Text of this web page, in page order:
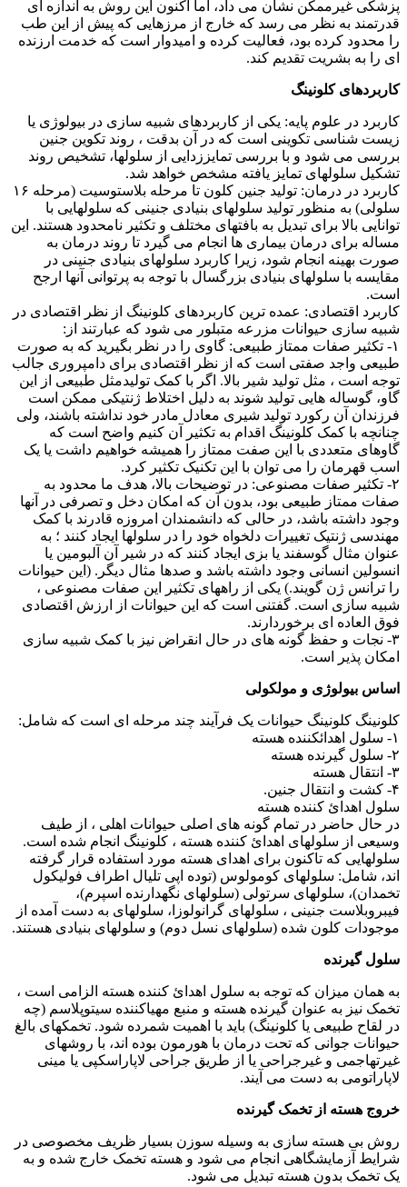
پزشکی غیرممکن نشان می داد، اما اکنون این روش به اندازه ای
قدرتمند به نظر می رسد که خارج از مرزهایی که پیش از این طب
را محدود کرده بود، فعالیت کرده و امیدوار است که خدمت ارزنده
ای را به بشریت تقدیم کند.
کاربردهای کلونینگ
کاربرد در علوم پایه: یکی از کاربردهای شبیه سازی در بیولوژی یا
زیست شناسی تکوینی است که در آن بدقت ، روند تکوین جنین
بررسی می شود و با بررسی تمایززدایی از سلولها، تشخیص روند
تشکیل سلولهای تمایز یافته مشخص خواهد شد.
کاربرد در درمان: تولید جنین کلون تا مرحله بلاستوسیت (مرحله ۱۶
سلولی) به منظور تولید سلولهای بنیادی جنینی که سلولهایی با
توانایی بالا برای تبدیل به بافتهای مختلف و تکثیر نامحدود هستند. این
مساله برای درمان بیماری ها انجام می گیرد تا روند درمان به
صورت بهینه انجام شود، زیرا کاربرد سلولهای بنیادی جنینی در
مقایسه با سلولهای بنیادی بزرگسال با توجه به پرتوانی آنها ارجح
است.
کاربرد اقتصادی: عمده ترین کاربردهای کلونینگ از نظر اقتصادی در
شبیه سازی حیوانات مزرعه متبلور می شود که عبارتند از:
۱- تکثیر صفات ممتاز طبیعی: گاوی را در نظر بگیرید که به صورت
طبیعی واجد صفتی است که از نظر اقتصادی برای دامپروری جالب
توجه است ، مثل تولید شیر بالا. اگر با کمک تولیدمثل طبیعی از این
گاو، گوساله هایی تولید شوند به دلیل اختلاط ژنتیکی ممکن است
فرزندان آن رکورد تولید شیری معادل مادر خود نداشته باشند، ولی
چنانچه با کمک کلونینگ اقدام به تکثیر آن کنیم واضح است که
گاوهای متعددی با این صفت ممتاز را همیشه خواهیم داشت یا یک
اسب قهرمان را می توان با این تکنیک تکثیر کرد.
۲- تکثیر صفات مصنوعی: در توضیحات بالا، هدف ما محدود به
صفات ممتاز طبیعی بود، بدون آن که امکان دخل و تصرفی در آنها
وجود داشته باشد، در حالی که دانشمندان امروزه قادرند با کمک
مهندسی ژنتیک تغییرات دلخواه خود را در سلولها ایجاد کنند ؛ به
عنوان مثال گوسفند یا بزی ایجاد کنند که در شیر آن آلبومین یا
انسولین انسانی وجود داشته باشد و صدها مثال دیگر. (این حیوانات
را ترانس ژن گویند.) یکی از راههای تکثیر این صفات مصنوعی ،
شبیه سازی است. گفتنی است که این حیوانات از ارزش اقتصادی
فوق العاده ای برخوردارند.
۳- نجات و حفظ گونه های در حال انقراض نیز با کمک شبیه سازی
امکان پذیر است.
اساس بیولوژی و مولکولی
کلونینگ کلونینگ حیوانات یک فرآیند چند مرحله ای است که شامل:
۱- سلول اهدائکننده هسته
۲- سلول گیرنده هسته
۳- انتقال هسته
۴- کشت و انتقال جنین.
سلول اهدائ کننده هسته
در حال حاضر در تمام گونه های اصلی حیوانات اهلی ، از طیف
وسیعی از سلولهای اهدائ کننده هسته ، کلونینگ انجام شده است.
سلولهایی که تاکنون برای اهدای هسته مورد استفاده قرار گرفته
اند، شامل: سلولهای کومولوس (توده اپی تلیال اطراف فولیکول
تخمدان)، سلولهای سرتولی (سلولهای نگهدارنده اسپرم)،
فیبروبلاست جنینی ، سلولهای گرانولوزا، سلولهای به دست آمده از
موجودات کلون شده (سلولهای نسل دوم) و سلولهای بنیادی هستند.
سلول گیرنده
به همان میزان که توجه به سلول اهدائ کننده هسته الزامی است ،
تخمک نیز به عنوان گیرنده هسته و منبع مهیاکننده سیتوپلاسم (چه
در لقاح طبیعی یا کلونینگ) باید با اهمیت شمرده شود. تخمکهای بالغ
حیوانات جوانی که تحت درمان با هورمون بوده اند، با روشهای
غیرتهاجمی و غیرجراحی یا از طریق جراحی لاپاراسکپی یا مینی
لاپاراتومی به دست می آیند.
خروج هسته از تخمک گیرنده
روش بی هسته سازی به وسیله سوزن بسیار ظریف مخصوصی در
شرایط آزمایشگاهی انجام می شود و هسته تخمک خارج شده و به
یک تخمک بدون هسته تبدیل می شود.